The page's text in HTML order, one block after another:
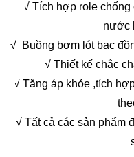
√ Tích hợp role
nước
√ Buồng bơm lót bạc
√ Thiết kế chắc
√ Tăng áp khỏe ,tích
√ Tất cả các sản phẩm